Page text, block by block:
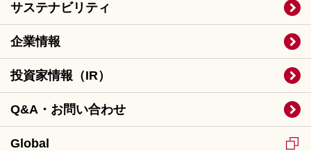
サステナビリティ
企業情報
投資家情報（IR）
Q&A・お問い合わせ
Global